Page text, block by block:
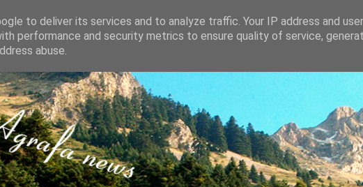
to deliver its services and to analyze traffic. Your IP address and
performance and security metrics to ensure quality of service,
abuse.